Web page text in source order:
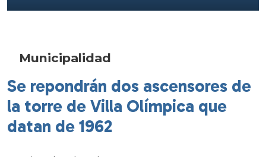
Municipalidad
Se repondrán dos ascensores de
la torre de Villa Olímpica que
datan de 1962